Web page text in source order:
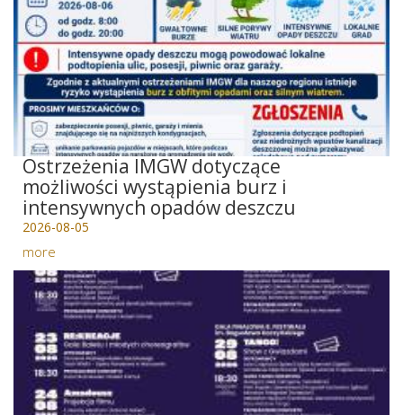
Ostrzeżenia IMGW dotyczące
możliwości wystąpienia burz i
intensywnych opadów deszczu
2026-08-05
more